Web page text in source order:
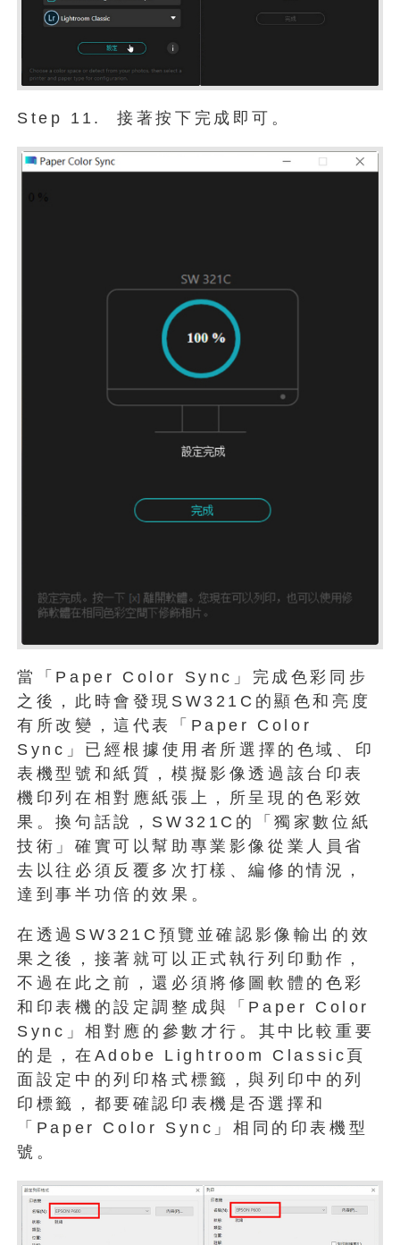
Step 11. 接著按下完成即可。
當「Paper Color Sync」完成色彩同步
之後，此時會發現SW321C的顯色和亮度
有所改變，這代表「Paper Color
Sync」已經根據使用者所選擇的色域、印
表機型號和紙質，模擬影像透過該台印表
機印列在相對應紙張上，所呈現的色彩效
果。換句話說，SW321C的「獨家數位紙
技術」確實可以幫助專業影像從業人員省
去以往必須反覆多次打樣、編修的情況，
達到事半功倍的效果。
在透過SW321C預覽並確認影像輸出的效
果之後，接著就可以正式執行列印動作，
不過在此之前，還必須將修圖軟體的色彩
和印表機的設定調整成與「Paper Color
Sync」相對應的參數才行。其中比較重要
的是，在Adobe Lightroom Classic頁
面設定中的列印格式標籤，與列印中的列
印標籤，都要確認印表機是否選擇和
「Paper Color Sync」相同的印表機型
號。